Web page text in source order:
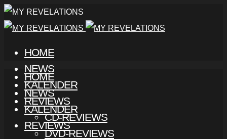
HOME
NEWS
KALENDER
REVIEWS
CD-REVIEWS
DVD-REVIEWS
HOME
NEWS
KALENDER
REVIEWS